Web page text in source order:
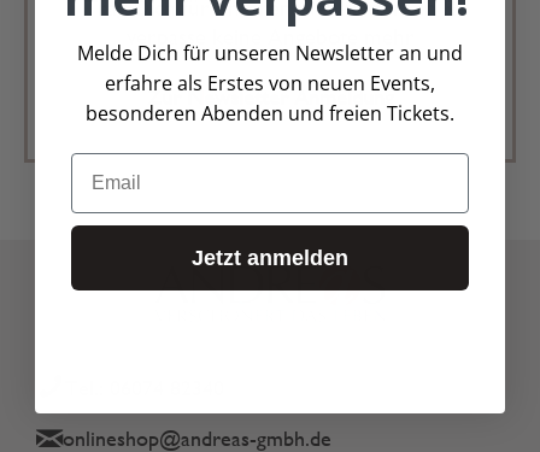
Trag Dich für unseren Newsletter ein &
Zur Newsletter Anmeldung
onlineshop@andreas-gmbh.de
Melde Dich für unseren Newsletter an und
erfahre als Erstes von neuen Events,
besonderen Abenden und freien Tickets.
Email
Jetzt anmelden